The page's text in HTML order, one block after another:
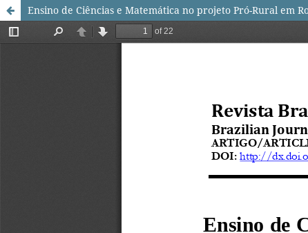
Ensino de Ciências e Matemática no projeto Pró-Rural em